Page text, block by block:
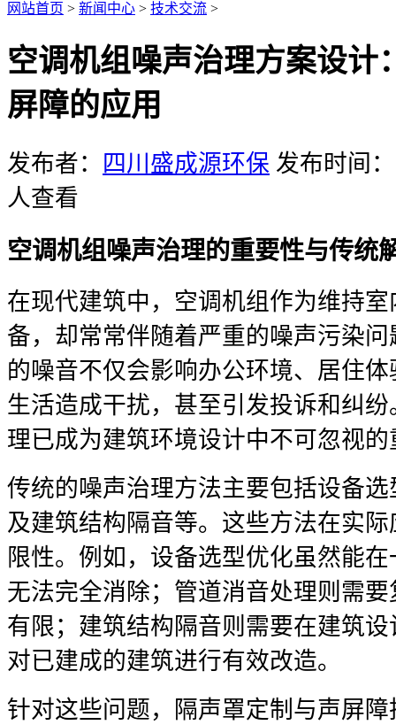
网站首页 > 新闻中心 > 技术交流 >
空调机组噪声治理方案设计
屏障的应用
发布者： 四川盛成源环保 发布时间
人查看
空调机组噪声治理的重要性与传统
在现代建筑中，空调机组作为维持
备，却常常伴随着严重的噪声污染
的噪音不仅会影响办公环境、居住
生活造成干扰，甚至引发投诉和纠
理已成为建筑环境设计中不可忽视
传统的噪声治理方法主要包括设备
及建筑结构隔音等。这些方法在实
限性。例如，设备选型优化虽然能
无法完全消除；管道消音处理则需
有限；建筑结构隔音则需要在建筑
对已建成的建筑进行有效改造。
针对这些问题，隔声罩定制与声屏